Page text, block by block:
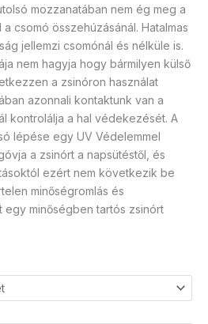
mozzanatában nem ég meg a
csomó összehúzásánál. Hatalmas
jellemzi csomónál és nélküle is.
nem hagyja hogy bármilyen külső
a zsinóron használat
azonnali kontaktunk van a
kontrolálja a hal védekezését. A
lépése egy UV Védelemmel
a zsinórt a napsütéstől, és
ezért nem következik be
minőségromlás és
egy minőségben tartós zsinórt